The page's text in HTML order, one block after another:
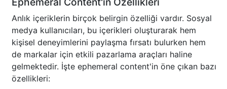
Anlık içeriklerin birçok belirgin özelliği vardır. Sosyal
medya kullanıcıları, bu içerikleri oluşturarak hem
kişisel deneyimlerini paylaşma fırsatı bulurken hem
de markalar için etkili pazarlama araçları haline
gelmektedir. İşte ephemeral content'in öne çıkan bazı
özellikleri: